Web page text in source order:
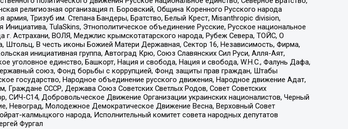
религиозная организация п. Боровский, Община Коренного Русского народа
Тризуб им. Степана Бандеры, Братство, Белый Крест, Misanthropic division,
TulaSkins, Этнополитическое объединение Русские, Русское национальное
Астрахани, ВОЛЯ, Меджлис крымскотатарского народа, Рубеж Севера, ТОЙС, О
Штольц, В честь иконы Божией Матери Державная, Сектор 16, Независимость, Фирма,
инициативная группа, Автоград Крю, Союз Славянских Сил Руси, Алля-Аят,
уголовное единство, Башкорт, Нация и свобода, Нация и свобода, W.H.С., Фалунь Дафа,
союз, Фонд борьбы с коррупцией, Фонд защиты прав граждан, Штабы
государство, Народное объединение русского движения, Народное движение Адат,
СССР, Держава Союз Советских Светлых Родов, Совет Советских
СИЧ-С14, Добровольческое Движение Организации украинских националистов, Черный
Невоград, Молодежное Демократическое Движение Весна, Верховный Совет
калмыцкого народа, Исполнительный комитет совета народных депутатов
Фургал